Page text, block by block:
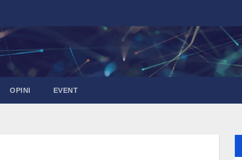
OPINI EVENT